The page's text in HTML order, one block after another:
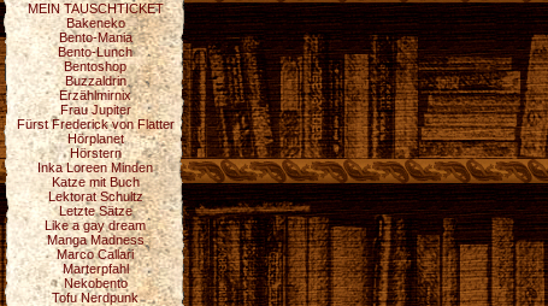
MEIN TAUSCHTICKET
Bakeneko
Bento-Mania
Bento-Lunch
Bentoshop
Buzzaldrin
Erzählmirnix
Frau Jupiter
Fürst Frederick von Flatter
Hörplanet
Hörstern
Inka Loreen Minden
Katze mit Buch
Lektorat Schultz
Letzte Sätze
Like a gay dream
Manga Madness
Marco Callari
Marterpfahl
Nekobento
Tofu Nerdpunk